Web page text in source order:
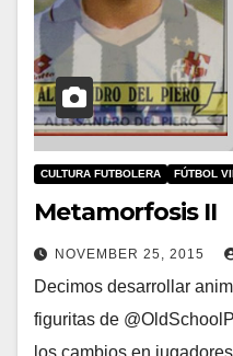
CULTURA FUTBOLERA FÚTBOL
Metamorfosis II
NOVEMBER 25, 2015
Decimos desarrollar
figuritas de